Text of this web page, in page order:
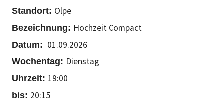
Olpe
Hochzeit Compact
01.09.2026
Dienstag
19:00
20:15